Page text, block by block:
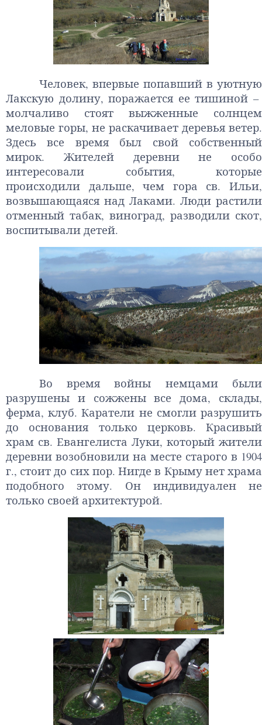
Человек, впервые попавший в уютную
Лакскую долину, поражается ее тишиной –
молчаливо стоят выжженные солнцем
меловые горы, не раскачивает деревья ветер.
Здесь все время был свой собственный
мирок. Жителей деревни не особо
интересовали события, которые
происходили дальше, чем гора св. Ильи,
возвышающаяся над Лаками. Люди растили
отменный табак, виноград, разводили скот,
воспитывали детей.
Во время войны немцами были
разрушены и сожжены все дома, склады,
ферма, клуб. Каратели не смогли разрушить
до основания только церковь. Красивый
храм св. Евангелиста Луки, который жители
деревни возобновили на месте старого в 1904
г., стоит до сих пор. Нигде в Крыму нет храма
подобного этому. Он индивидуален не
только своей архитектурой.